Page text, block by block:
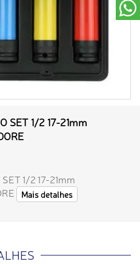
SET 1/2 17-21mm
1/2 17-21mm
Mais detalhes